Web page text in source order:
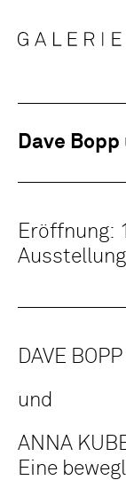
Dave
Eröffnung:
DAVE
und
ANNA
Eine